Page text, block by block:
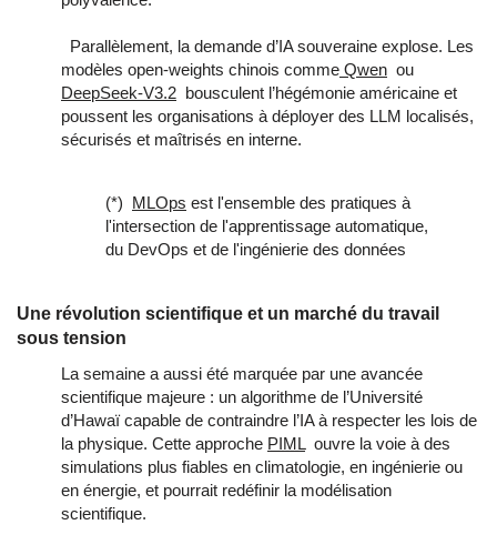
modèles open‑weights chinois comme Qwen
DeepSeek‑V3.2
  bousculent l’hégémonie américaine et
poussent les organisations à déployer des LLM localisés,
sécurisés et maîtrisés en interne.
(*) MLOps est l'ensemble des pratiques à
l'intersection de l'apprentissage automatique,
du DevOps et de l'ingénierie des données
Une révolution scientifique et un marché du travail
sous tension
La semaine a aussi été marquée par une avancée
scientifique majeure : un algorithme de l’Université
d’Hawaï capable de contraindre l’IA à respecter les lois de
la physique. Cette approche PIML
  ouvre la voie à des
simulations plus fiables en climatologie, en ingénierie ou
en énergie, et pourrait redéfinir la modélisation
scientifique.